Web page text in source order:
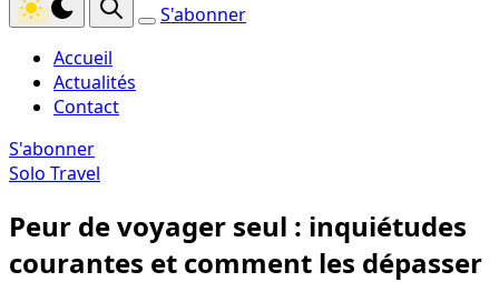
S'abonner
Accueil
Actualités
Contact
S'abonner
Solo Travel
Peur de voyager seul : inquiétudes
courantes et comment les dépasser